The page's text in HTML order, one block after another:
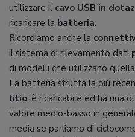
utilizzare il cavo USB in
ricaricare la batteria.
Ricordiamo anche la
il sistema di rilevamento dati
di modelli che utilizzano
La batteria sfrutta la più
litio, è ricaricabile ed ha una
valore medio-basso in
media se parliamo di